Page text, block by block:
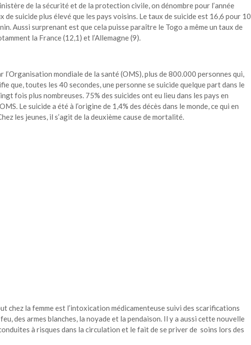
de la sécurité et de la protection civile, on dénombre pour l’année
suicide plus élevé que les pays voisins. Le taux de suicide est 16,6 pour 10
Aussi surprenant est que cela puisse paraître le Togo a même un taux de
la France (12,1) et l’Allemagne (9).
mondiale de la santé (OMS), plus de 800.000 personnes qui,
que, toutes les 40 secondes, une personne se suicide quelque part dans le
fois plus nombreuses. 75% des suicides ont eu lieu dans les pays en
Le suicide a été à l’origine de 1,4% des décès dans le monde, ce qui en
les jeunes, il s’agit de la deuxième cause de mortalité.
chez la femme est l’intoxication médicamenteuse suivi des scarifications
des armes blanches, la noyade et la pendaison. Il y a aussi cette nouvelle
à risques dans la circulation et le fait de se priver de soins lors des